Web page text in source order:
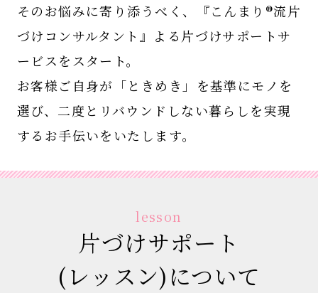
そのお悩みに寄り添うべく、『こんまり®流片
づけコンサルタント』よる片づけサポートサ
ービスをスタート。
お客様ご自身が「ときめき」を基準にモノを
選び、 二度とリバウンドしない暮らしを実現
するお手伝いをいたします。
lesson
片づけサポート
(レッスン)について